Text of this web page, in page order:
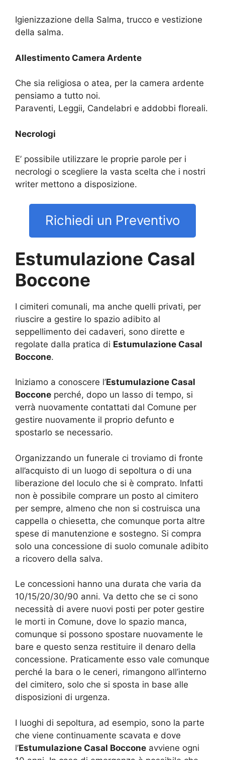
Igienizzazione della Salma, trucco e vestizione
della salma.
Allestimento Camera Ardente
Che sia religiosa o atea, per la camera ardente
pensiamo a tutto noi.
Paraventi, Leggii, Candelabri e addobbi floreali.
Necrologi
E’ possibile utilizzare le proprie parole per i
necrologi o scegliere la vasta scelta che i nostri
writer mettono a disposizione.
Richiedi un Preventivo
Estumulazione Casal
Boccone
I cimiteri comunali, ma anche quelli privati, per
riuscire a gestire lo spazio adibito al
seppellimento dei cadaveri, sono dirette e
regolate dalla pratica di Estumulazione Casal
Boccone.
Iniziamo a conoscere l’Estumulazione Casal
Boccone perché, dopo un lasso di tempo, si
verrà nuovamente contattati dal Comune per
gestire nuovamente il proprio defunto e
spostarlo se necessario.
Organizzando un funerale ci troviamo di fronte
all’acquisto di un luogo di sepoltura o di una
liberazione del loculo che si è comprato. Infatti
non è possibile comprare un posto al cimitero
per sempre, almeno che non si costruisca una
cappella o chiesetta, che comunque porta altre
spese di manutenzione e sostegno. Si compra
solo una concessione di suolo comunale adibito
a ricovero della salva.
Le concessioni hanno una durata che varia da
10/15/20/30/90 anni. Va detto che se ci sono
necessità di avere nuovi posti per poter gestire
le morti in Comune, dove lo spazio manca,
comunque si possono spostare nuovamente le
bare e questo senza restituire il denaro della
concessione. Praticamente esso vale comunque
perché la bara o le ceneri, rimangono all’interno
del cimitero, solo che si sposta in base alle
disposizioni di urgenza.
I luoghi di sepoltura, ad esempio, sono la parte
che viene continuamente scavata e dove
l’Estumulazione Casal Boccone avviene ogni